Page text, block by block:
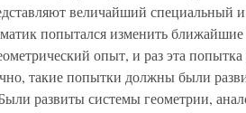
величайший специальный
попытался изменить
опыт, и раз эта попытка
такие попытки должны были
развиты системы геометрии,